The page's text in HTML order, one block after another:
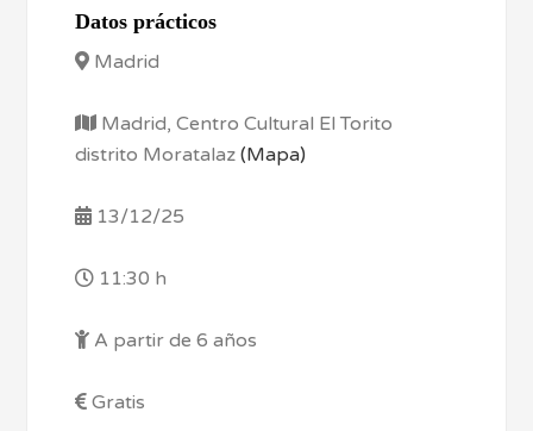
Datos prácticos
Madrid
Madrid, Centro Cultural El Torito
distrito Moratalaz(Mapa)
13/12/25
11:30 h
A partir de 6 años
Gratis